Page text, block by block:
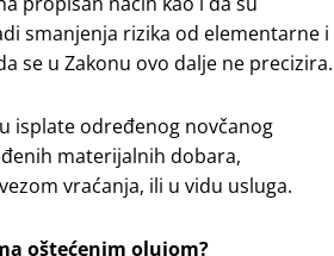
smanjenja rizika od elementarne i
se u Zakonu ovo dalje ne precizira.
isplate određenog novčanog
materijalnih dobara,
vraćanja, ili u vidu usluga.
oštećenim olujom?